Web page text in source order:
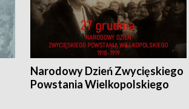
Narodowy Dzień Zwycięskiego
Powstania Wielkopolskiego